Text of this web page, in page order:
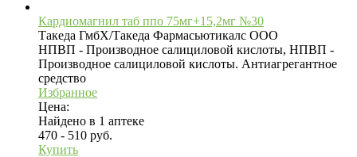
Кардиомагнил таб ппо 75мг+15,2мг №30
Такеда ГмбХ/Такеда Фармасьютикалс ООО
НПВП - Производное салициловой кислоты, НПВП -
Производное салициловой кислоты. Антиагрегантное
средство
Избранное
Цена:
Найдено в 1 аптеке
470 - 510 руб.
Купить